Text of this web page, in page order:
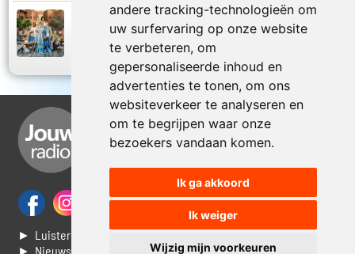
andere tracking-technologieën om
uw surfervaring op onze website
te verbeteren, om
gepersonaliseerde inhoud en
advertenties te tonen, om ons
websiteverkeer te analyseren en
om te begrijpen waar onze
bezoekers vandaan komen.
Ik ga akkoord
Ik weiger
Wijzig mijn voorkeuren
LikeMe Cast
Zondag
► Luisteren naar Jouwradio
► Nieuws